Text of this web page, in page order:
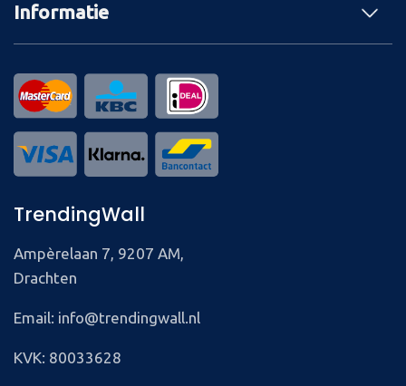
Informatie
TrendingWall
Ampèrelaan 7, 9207 AM,
Drachten
Email: info@trendingwall.nl
KVK: 80033628